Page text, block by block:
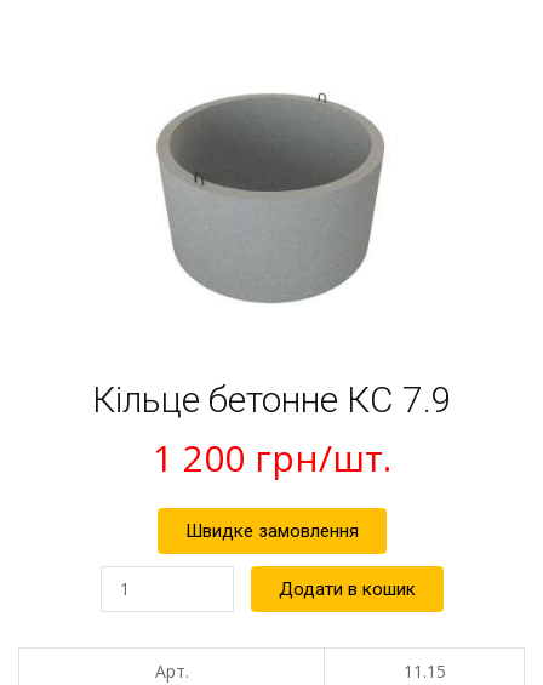
Кільце бетонне КС 7.9
1 200 грн/шт.
Швидке замовлення
бетонне
7.9
кількість
Додати в кошик
Арт.
11.15